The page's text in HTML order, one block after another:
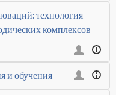
технология
комплексов
и обучения